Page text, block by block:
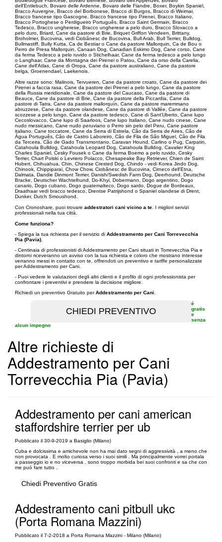
dell'Entlebuch, Bovaro delle Ardenne, Bovaro delle Fiandre, Boxer, Boykin Spaniel,
Bracco Auvergne, Bracco del Borbonese, Bracco di Burgos, Bracco di Weimar,
Bracco francese tipo Gascogne, Bracco francese tipo Pirenei, Bracco Italiano,
Bracco Portoghese o Perdigueiro Português, Bracco Saint Germain, Bracco
Tedesco, Bracco ungherese, Bracco ungherese a pelo duro, Bracco Slovacco a
pelo duro, Briard, Cane da pastore di Brie, Briquet Griffon Vendeen, Brittany,
Broholmer, Bucovina, vedi Ciobãnesc de Bucovina, Bull Arab, Bull Terrier, Bulldog,
Bullmastiff, Bully Kutta, Ca de Bestiar o Cane da pastore Mallorquin, Ca de Bou o
Perro de Presa Mallorquin, Canaan Dog, Canadian Eskimo Dog, Cane corso, Cane
da ferma Tedesco a pelo ruvido o Stichelhaar, Cane da ferma tedesco a pelo lungo
o Langhaar, Cane da Montagna dei Pirenei o Patou, Cane da orso della Carelia,
Cane dell'Atlas, Cane di Oropa, Cane da pastore australiano, Cane da pastore
belga, Groenendael, Laekenois.
Altre razze sono: Malinois, Tervueren, Cane da pastore croato, Cane da pastore dei
Pirenei a faccia rasa, Cane da pastore dei Pirenei a pelo lungo, Cane da pastore
della Russia meridionale, Cane da pastore del Caucaso, Cane da pastore di
Beauce, Cane da pastore di Brie, Cane da pastore della Piccardia, Cane da
pastore di Tatra, Cane da pastore mallorquín, Cane da pastore maremmano
abruzzese, Cane da pastore olandese, Cane da pastore di Vallée, Cane da pastore
scozzese a pelo lungo, Cane da pastore tedesco, Cane di Sant'Uberto, Cane lupo
Cecoslovacco, Cane lupo di Saarloos, Cane lupo Italiano, Cane nudo cinese, Cane
nudo messicano, Cane nudo peruviano o Perro sin pelo del Peru, Cane pastore
italiano, Cane toccatore, Cane da Serra di Estrela, Cão da Serra de Aires, Cão de
Água Português, Cão de Castro Laboreiro, Cão de Fila de São Miguel, Cão de Fila
da Terceira, Cão de Gado Transmontano, Caravan Hound, Carlino o Pug, Carpatin,
Catahoula Bulldog, Catahoula Leopard Dog, Catahoula Bulldog, Cavalier King
Charles Spaniel, Cesky Fousek o Cane da ferma Boemo a pelo ruvido, Cesky
Terrier, Chart Polski o Levriero Polacco, Chesapeake Bay Retriever, Chien de Saint
Hubert, Chihuahua, Chin, Chinese Crested Dog, Chindo - vedi Korea Jindo Dog,
Chinook, Chippiparai, Chow Chow, Ciobãnesc de Bucovina, Cirneco dell'Etna,
Dalmata, Dandie Dinmont Terrier, Danish/Swedish Farm Dog, Deerhound, Deutsche
Bracke, Deutscher Wachtelhund, Do-Khyi, Dobermann, Dogo argentino, Dogo
canario, Dogo cubano, Dogo guatemalteco, Dogo sardo, Dogue de Bordeaux,
Draathaar vedi bracco tedesco, Drentse Patrijshond o Spaniel olandese di Drent,
Dunker, Dutch Smoushond.
Con Cronoshare, puoi trovare addestratori cani vicino a te . I migliori servizi
professionali nella tua città.
Come funziona?
- Spiega la tua richiesta per il servizio di Addestramento per Cani Torrevecchia
Pia (Pavia)
- Centinaia di professionisti di Addestramento per Cani situati in Torrevecchia Pia e
dintorni riceveranno un avviso con la tua richiesta e coloro che mostrano interesse
verranno messi in contatto con te, offrendoti un preventivo e tariffe personalizzate
per Addestramento per Cani.
- Puoi vedere le valutazioni degli altri clienti e il profilo di ogni professionista per
confrontare i preventivi e prendere la decisione migliore.
Richiedi un preventivo Gratuito perAddestramento per Cani
è
gratis
e
senza
alcun impegno
Altre richieste di
Addestramento per Cani
Torrevecchia Pia (Pavia)
Addestramento per cani american
staffordshire terrier per ub
Pubblicato il 30-9-2019 a Basiglio (Milano)
Cuba e dolcissima e amichevole non ha mai dato segni di aggressività , a meno che
non provocata . E molto curiosa verso i suoi simili . Ma principalmente vorrei portala
a passeggio io e no viceversa , sono troppo morbida bei suoi confronti e sa che con
me può fare tutto .
Chiedi Preventivo Gratis
Addestramento cani pitbull ukc
(Porta Romana Mazzini)
Pubblicato il 7-2-2018 a Porta Romana Mazzini - Milano (Milano)